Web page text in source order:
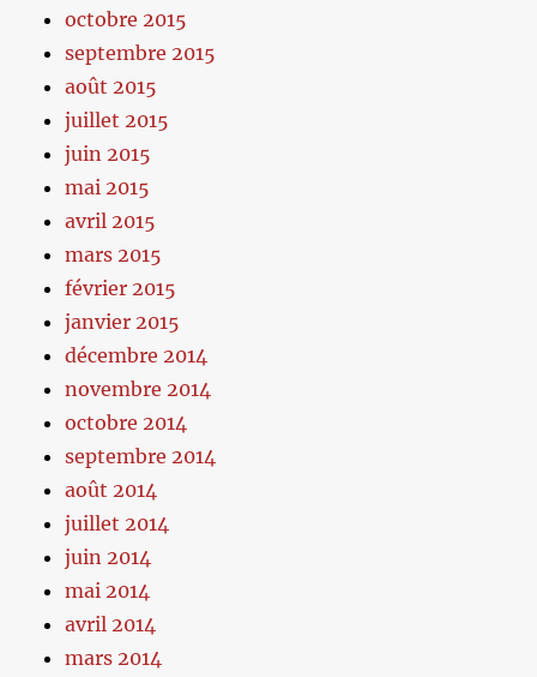
octobre 2015
septembre 2015
août 2015
juillet 2015
juin 2015
mai 2015
avril 2015
mars 2015
février 2015
janvier 2015
décembre 2014
novembre 2014
octobre 2014
septembre 2014
août 2014
juillet 2014
juin 2014
mai 2014
avril 2014
mars 2014